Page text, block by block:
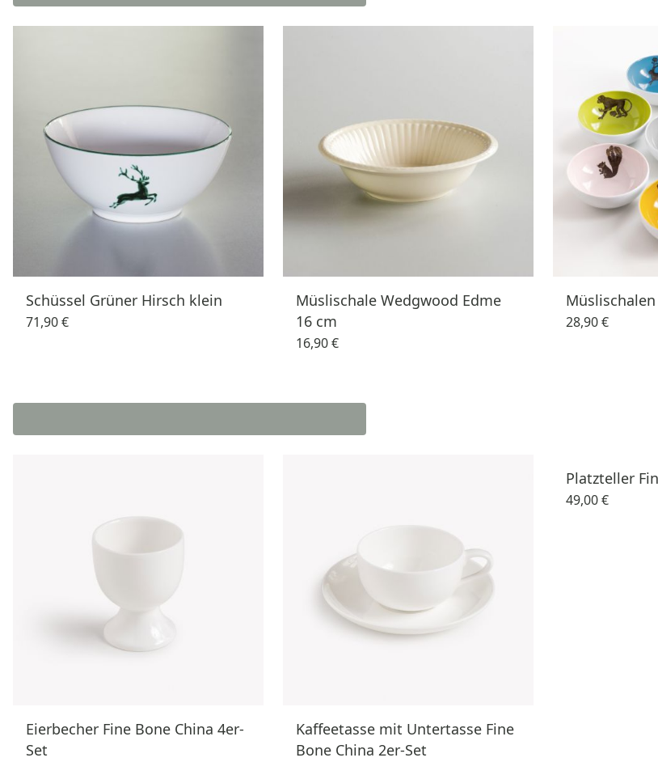
Schüssel Grüner Hirsch klein
71,90 €
Müslischale Wedgwood Edme
16 cm
16,90 €
28,90 €
Eierbecher Fine Bone China 4er-
Set
Kaffeetasse mit Untertasse Fine
Bone China 2er-Set
Platzteller
49,00 €